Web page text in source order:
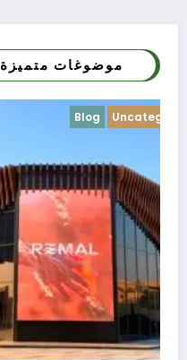
موضوغات متميزة
Uncategorized